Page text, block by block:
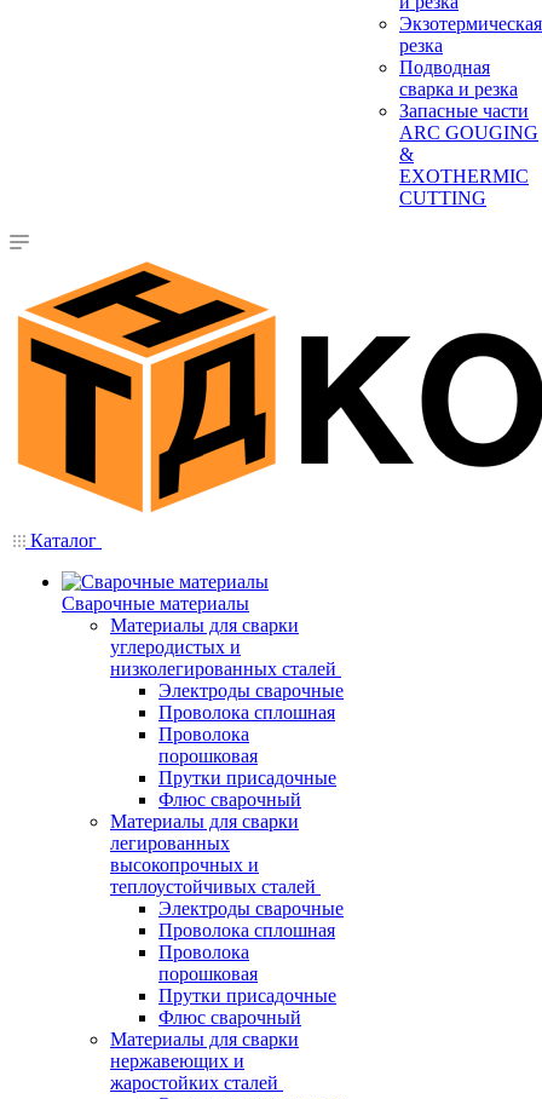
Экзотермическая
резка
Подводная
сварка и резка
Запасные части
ARC GOUGING
&
EXOTHERMIC
CUTTING
Каталог
Сварочные материалы
Материалы для сварки
углеродистых и
низколегированных сталей
Электроды сварочные
Проволока сплошная
Проволока
порошковая
Прутки присадочные
Флюс сварочный
Материалы для сварки
легированных
высокопрочных и
теплоустойчивых сталей
Электроды сварочные
Проволока сплошная
Проволока
порошковая
Прутки присадочные
Флюс сварочный
Материалы для сварки
нержавеющих и
жаростойких сталей